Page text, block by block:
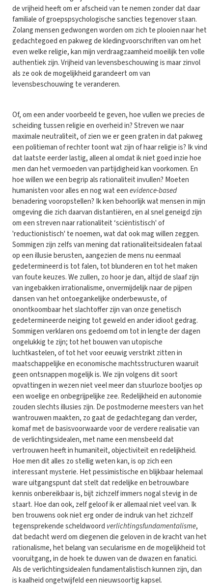
de vrijheid heeft om er afscheid van te nemen zonder dat daar
familiale of groepspsychologische sancties tegenover staan.
Zolang mensen gedwongen worden om zich te plooien naar het
gedachtegoed en pakweg de kledingvoorschriften van om het
even welke religie, kan mijn verdraagzaamheid moeilijk ten volle
authentiek zijn. Vrijheid van levensbeschouwing is maar zinvol
als ze ook de mogelijkheid garandeert om van
levensbeschouwing te veranderen.
Of, om een ander voorbeeld te geven, hoe vullen we precies de
scheiding tussen religie en overheid in? Streven we naar
maximale neutraliteit, of zien we er geen graten in dat pakweg
een politieman of rechter toont wat zijn of haar religie is? Ik vind
dat laatste eerder lastig, alleen al omdat ik niet goed inzie hoe
men dan het vermoeden van partijdigheid kan voorkomen. En
hoe willen we een begrip als rationaliteit invullen? Moeten
humanisten voor alles en nog wat eenevidence-based
benadering vooropstellen? Ik ken behoorlijk wat mensen in mijn
omgeving die zich daarvan distantiëren, en al snel geneigd zijn
om een streven naar rationaliteit ‘sciëntistisch' of
'reductionistisch' te noemen, wat dat ook mag willen zeggen.
Sommigen zijn zelfs van mening dat rationaliteitsidealen fataal
op een illusie berusten, aangezien de mens nu eenmaal
gedetermineerd is tot falen, tot blunderen en tot het maken
van foute keuzes. We zullen, zo hoor je dan, altijd de slaaf zijn
van ingebakken irrationalisme, onvermijdelijk naar de pijpen
dansen van het ontoegankelijke onderbewuste, of
onontkoombaar het slachtoffer zijn van onze genetisch
gedetermineerde neiging tot geweld en ander idioot gedrag.
Sommigen verklaren ons gedoemd om tot in lengte der dagen
ongelukkig te zijn; tot het bouwen van utopische
luchtkastelen, of tot het voor eeuwig verstrikt zitten in
maatschappelijke en economische machtsstructuren waaruit
geen ontsnappen mogelijk is. We zijn volgens dit soort
opvattingen in wezen niet veel meer dan stuurloze bootjes op
een woelige en onbegrijpelijke zee. Redelijkheid en autonomie
zouden slechts illusies zijn. De postmoderne meesters van het
wantrouwen maakten, zo gaat de gedachtegang dan verder,
komaf met de basisvoorwaarde voor de verdere realisatie van
de verlichtingsidealen, met name een mensbeeld dat
vertrouwen heeft in humaniteit, objectiviteit en redelijkheid.
Hoe men dit alles zo stellig weten kan, is op zich een
interessant mysterie. Het pessimistische en blijkbaar helemaal
ware uitgangspunt dat stelt dat redelijke en betrouwbare
kennis onbereikbaar is, bijt zichzelf immers nogal stevig in de
staart. Hoe dan ook, zelf geloof ik er allemaal niet veel van. Ik
ben trouwens ook niet erg onder de indruk van het zichzelf
tegensprekende scheldwoord verlichtingsfundamentalisme,
dat bedacht werd om diegenen die geloven in de kracht van het
rationalisme, het belang van secularisme en de mogelijkheid tot
vooruitgang, in de hoek te duwen van de dwazen en fanatici.
Als de verlichtingsidealen fundamentalistisch kunnen zijn, dan
is kaalheid ongetwijfeld een nieuwsoortig kapsel.